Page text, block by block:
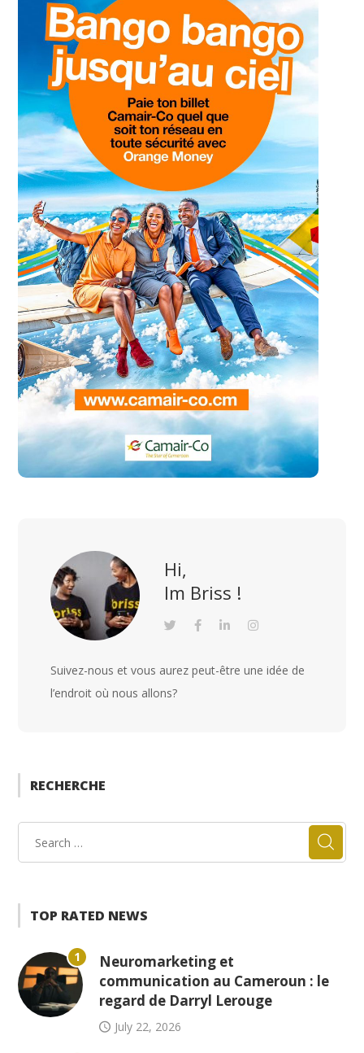
Hi,
Im Briss !
Suivez-nous et vous aurez peut-être une idée de
l’endroit où nous allons?
RECHERCHE
TOP RATED NEWS
1
Neuromarketing et
communication au Cameroun : le
regard de Darryl Lerouge
July 22, 2026